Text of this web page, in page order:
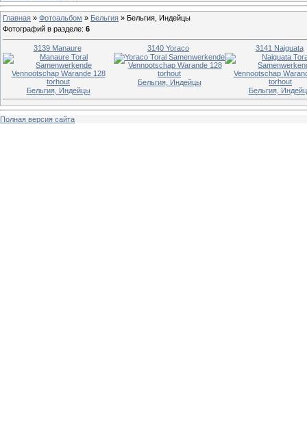
Главная » Фотоальбом » Бельгия » Бельгия, Индейцы
Фотографий в разделе: 6
3139 Manaure
Бельгия, Индейцы
3140 Yoraco
Бельгия, Индейцы
3141 Naiguata
Бельгия,
Полная версия сайта